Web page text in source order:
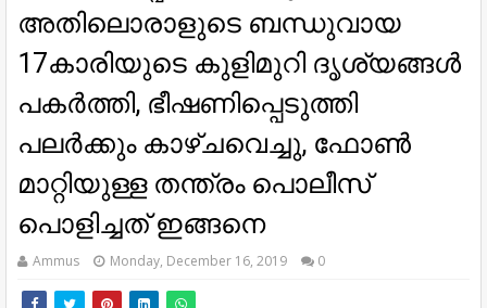
അതിലൊരാളുടെ ബന്ധുവായ
17കാരിയുടെ കുളിമുറി ദൃശ്യങ്ങള്‍
പകര്‍ത്തി,​ ഭീഷണിപ്പെടുത്തി
പലര്‍ക്കും കാഴ്ചവെച്ചു,​ ഫോണ്‍
മാറ്റിയുള്ള തന്ത്രം പൊലീസ്
പൊളിച്ചത് ഇങ്ങനെ
Ammus Monday, December 16, 2019 0